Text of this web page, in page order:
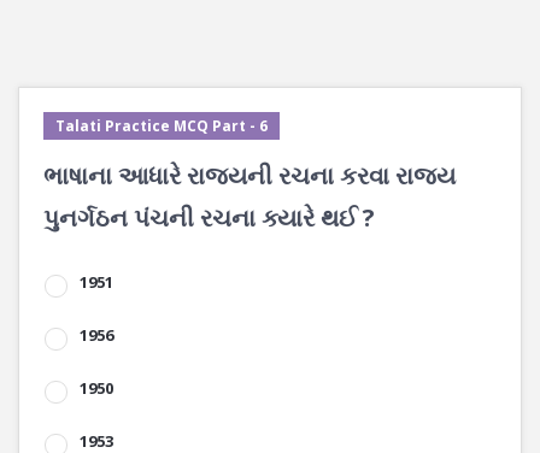
Talati Practice MCQ Part - 6
ભાષાના આધારે રાજ્યની રચના કરવા રાજ્ય
પુનર્ગઠન પંચની રચના ક્યારે થઈ ?
1951
1956
1950
1953